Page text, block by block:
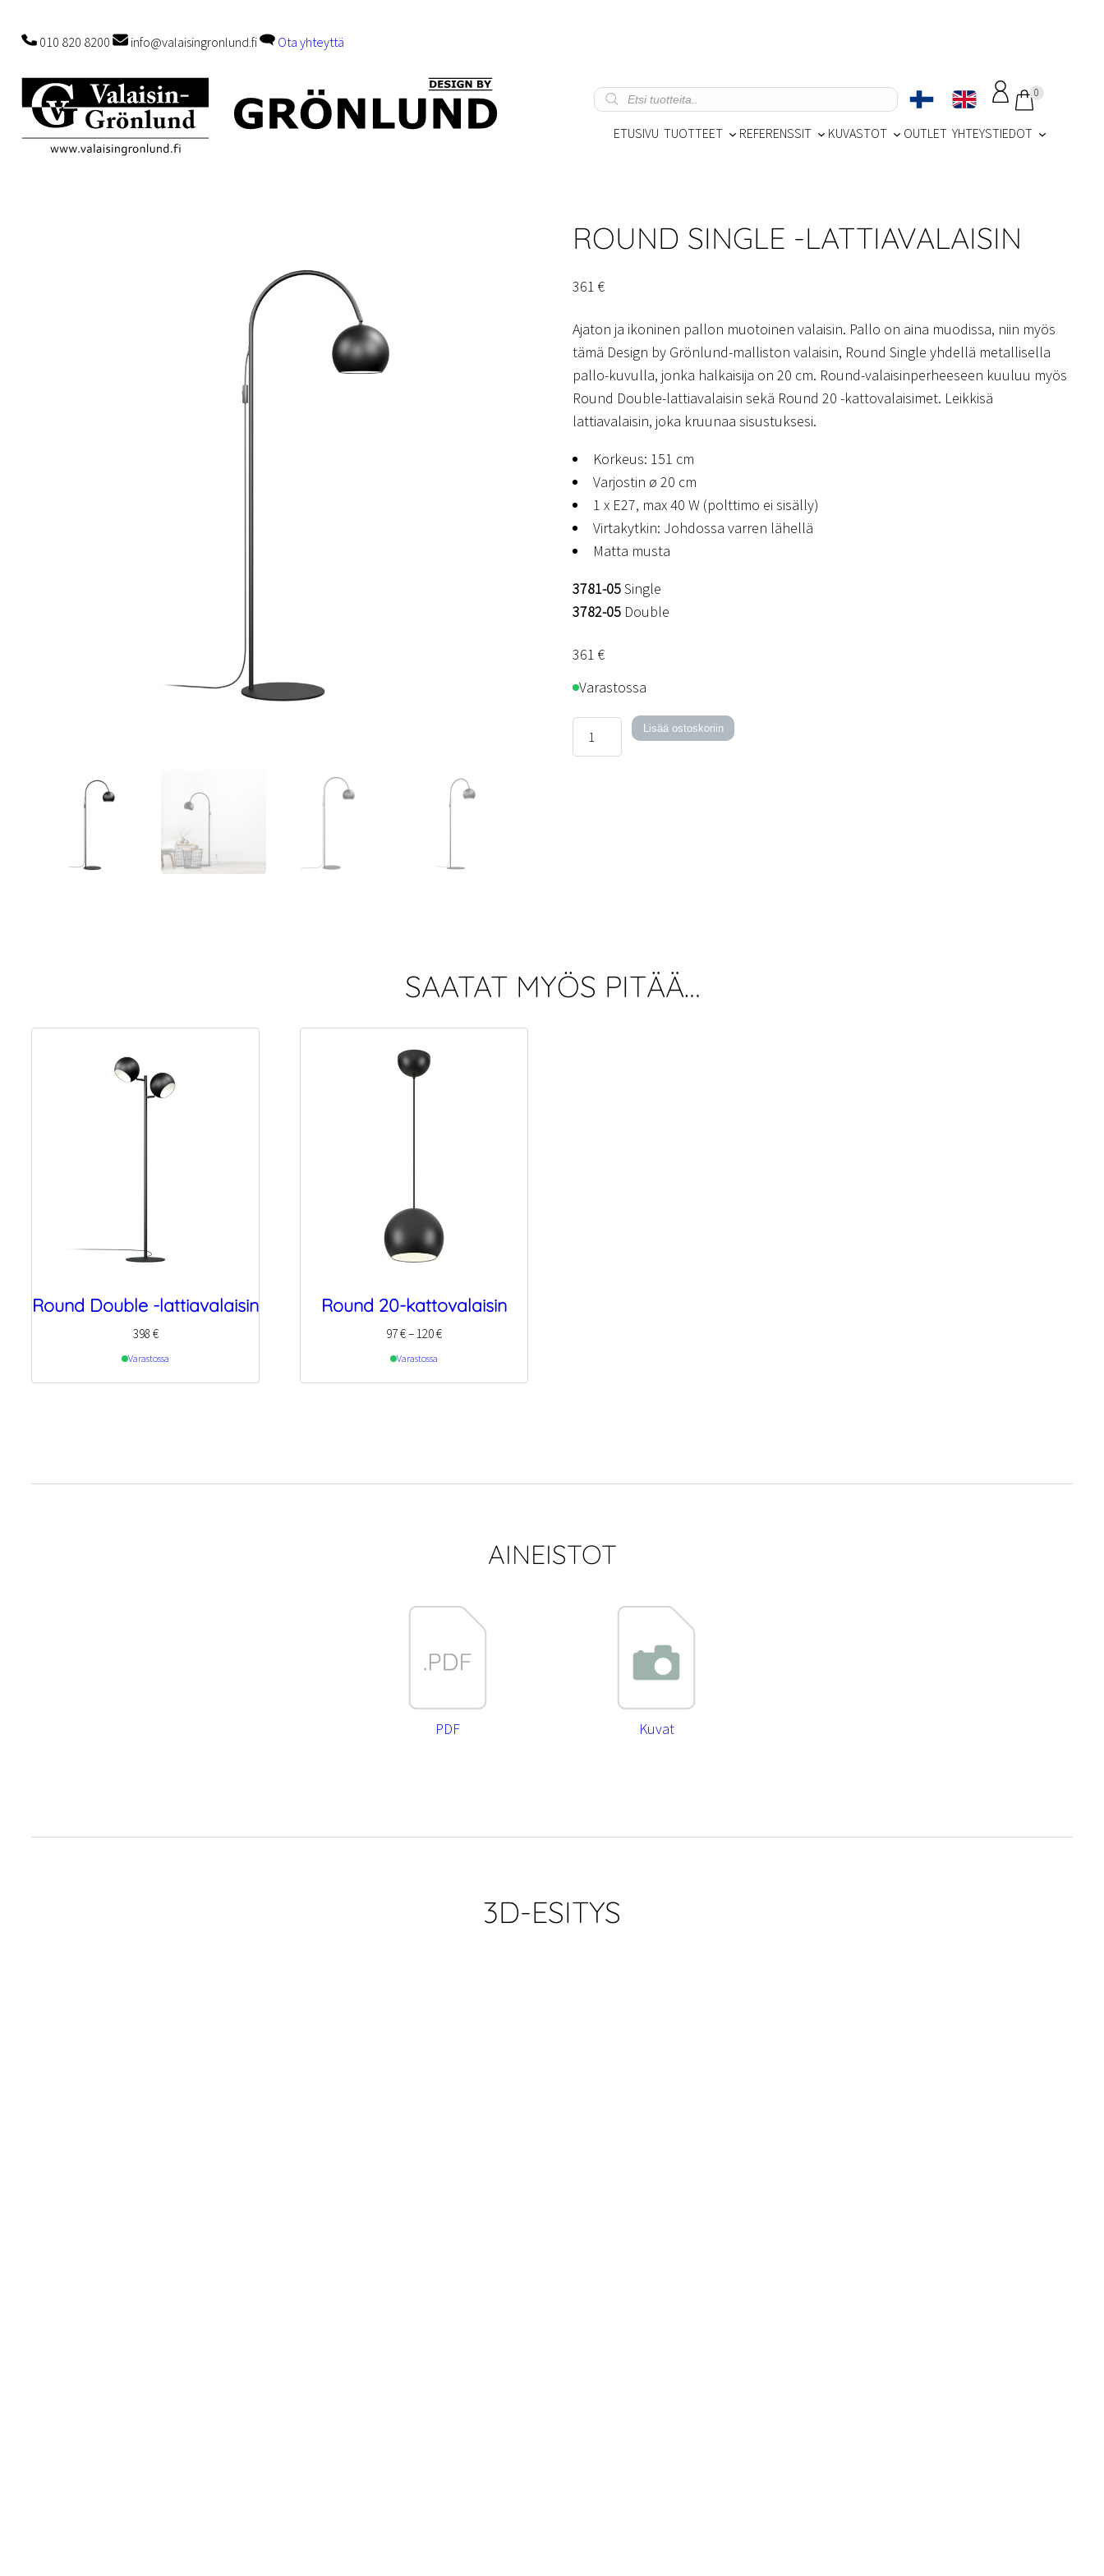
010 820 8200 info@valaisingronlund.fi Ota yhteyttä
Products
search
0
ETUSIVU TUOTTEET REFERENSSIT KUVASTOT OUTLET YHTEYSTIEDOT
ROUND SINGLE -LATTIAVALAISIN
361€
Ajaton ja ikoninen pallon muotoinen valaisin. Pallo on aina muodissa, niin myös
tämä Design by Grönlund-malliston valaisin, Round Single yhdellä metallisella
pallo-kuvulla, jonka halkaisija on 20 cm. Round-valaisinperheeseen kuuluu myös
Round Double-lattiavalaisin sekä Round 20 -kattovalaisimet. Leikkisä
lattiavalaisin, joka kruunaa sisustuksesi.
Korkeus: 151 cm
Varjostin ø 20 cm
1 x E27, max 40 W (polttimo ei sisälly)
Virtakytkin: Johdossa varren lähellä
Matta musta
3781-05Single
3782-05 Double
361€
Varastossa
Single
Lisää ostoskoriin
SAATAT MYÖS PITÄÄ…
Round Double -lattiavalaisin
398 €
Varastossa
Round 20-kattovalaisin
97€–120€Hintaluokka:
Varastossa
AINEISTOT
PDF Kuvat
3D-ESITYS